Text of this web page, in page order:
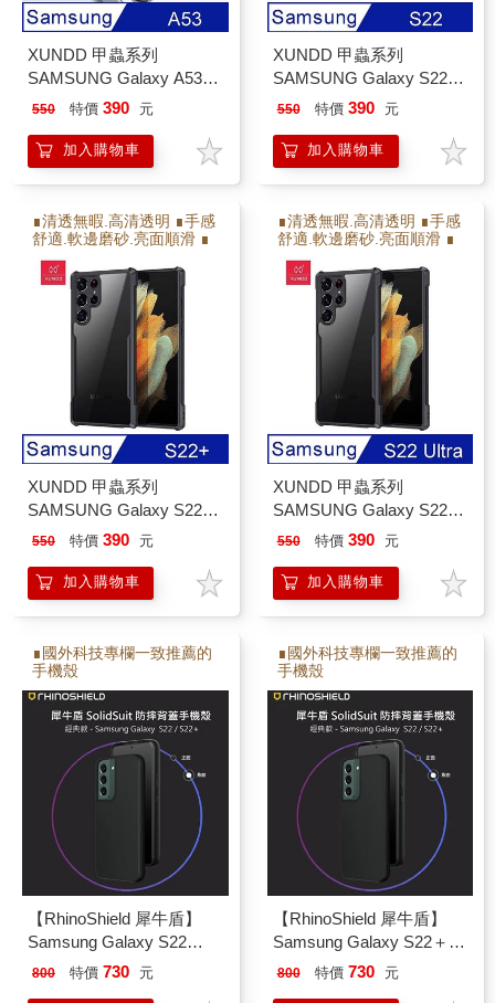
XUNDD 甲蟲系列
SAMSUNG Galaxy A53
防摔保護軟殼 炫酷黑
550 特價 390 元
加入購物車
XUNDD 甲蟲系列
SAMSUNG Galaxy S22
防摔保護軟殼
550 特價 390 元
加入購物車
∎清透無暇.高清透明 ∎手感
舒適.軟邊磨砂.亮面順滑 ∎
保護射像頭.高出射像頭2M
M ∎防撞耐摔.增加氣囊瓦
解充擊力 ∎軟硬雙倍保護
XUNDD 甲蟲系列
SAMSUNG Galaxy S22＋
防摔保護軟殼
550 特價 390 元
加入購物車
∎清透無暇.高清透明 ∎手感
舒適.軟邊磨砂.亮面順滑 ∎
保護射像頭.高出射像頭2M
M ∎防撞耐摔.增加氣囊瓦
解充擊力 ∎軟硬雙倍保護
XUNDD 甲蟲系列
SAMSUNG Galaxy S22
Ultra 防摔保護軟殼
550 特價 390 元
加入購物車
∎國外科技專欄一致推薦的
手機殼
【RhinoShield 犀牛盾】
Samsung Galaxy S22
SolidSuit 經典防摔背蓋手
800 特價 730 元
∎國外科技專欄一致推薦的
手機殼
【RhinoShield 犀牛盾】
Samsung Galaxy S22＋
SolidSuit 經典防摔背蓋手
800 特價 730 元